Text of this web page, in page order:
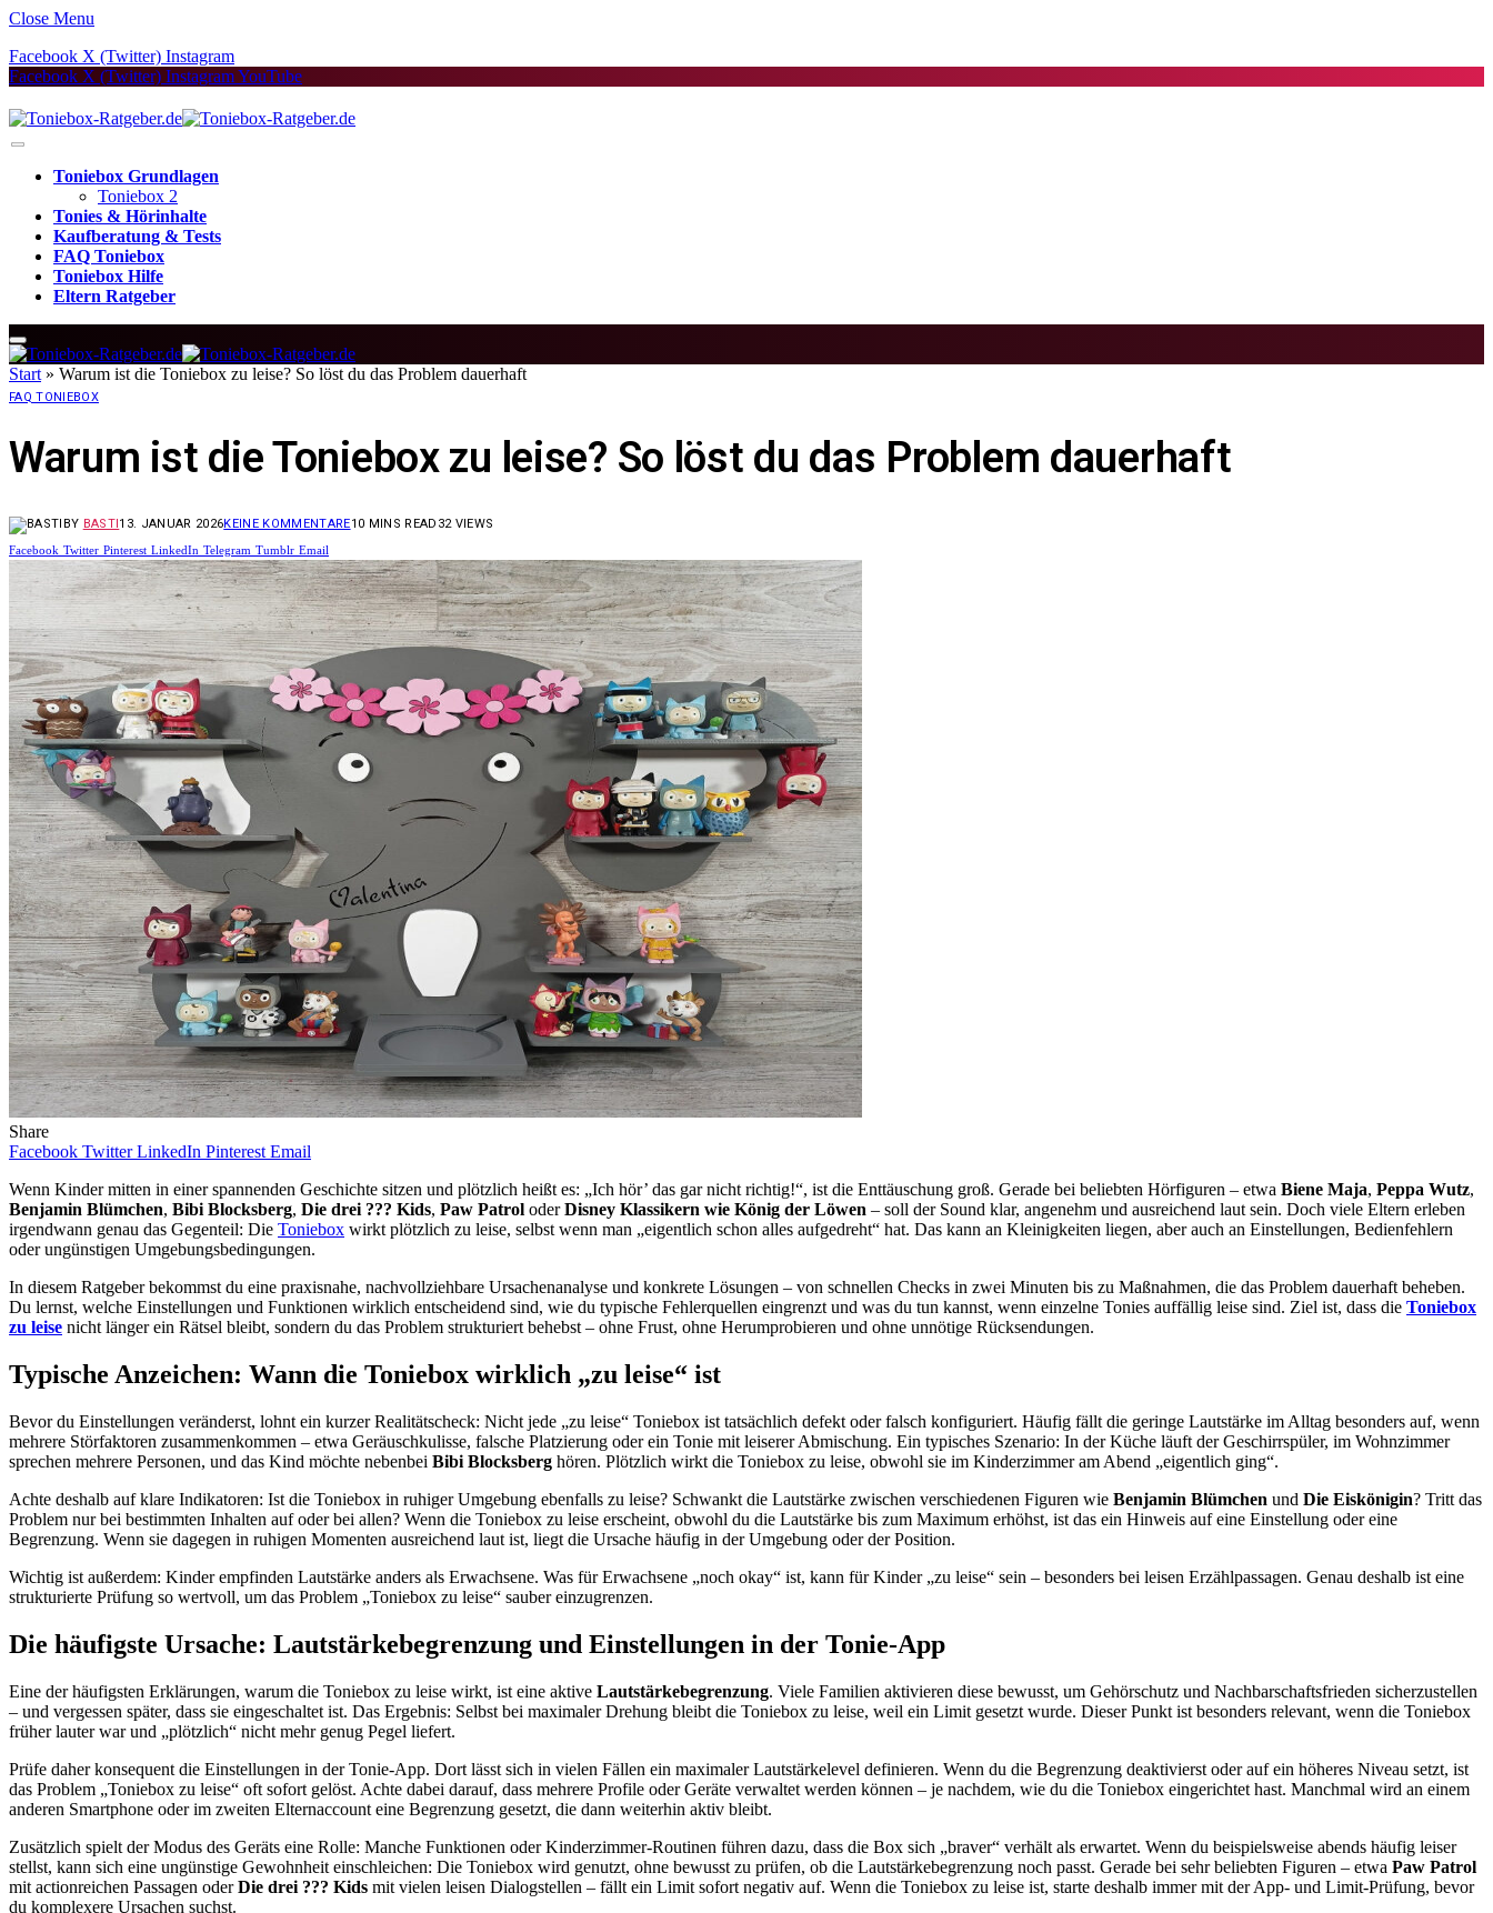
Close Menu
Facebook X (Twitter) Instagram
Facebook X (Twitter) InstagramYouTube
Toniebox Grundlagen
Toniebox 2
Tonies & Hörinhalte
Kaufberatung & Tests
FAQ Toniebox
Toniebox Hilfe
Eltern Ratgeber
Start » Warum ist die Toniebox zu leise? So löst du das Problem dauerhaft
FAQ TONIEBOX
Warum ist die Toniebox zu leise? So löst du das Problem dauerhaft
BY BASTI13. JANUAR 2026KEINE KOMMENTARE10 MINS READ 32 VIEWS
Facebook Twitter Pinterest LinkedIn Telegram Tumblr Email
Share
Facebook Twitter LinkedIn Pinterest Email
Wenn Kinder mitten in einer spannenden Geschichte sitzen und plötzlich heißt es: „Ich hör’ das gar nicht richtig!“, ist die Enttäuschung groß. Gerade bei beliebten Hörfiguren – etwa Biene Maja, Peppa Wutz,
Benjamin Blümchen, Bibi Blocksberg, Die drei ??? Kids, Paw Patrol oderDisney Klassikern wie König der Löwen – soll der Sound klar, angenehm und ausreichend laut sein. Doch viele Eltern erleben
irgendwann genau das Gegenteil: Die Toniebox wirkt plötzlich zu leise, selbst wenn man „eigentlich schon alles aufgedreht“ hat. Das kann an Kleinigkeiten liegen, aber auch an Einstellungen, Bedienfehlern
oder ungünstigen Umgebungsbedingungen.
In diesem Ratgeber bekommst du eine praxisnahe, nachvollziehbare Ursachenanalyse und konkrete Lösungen – von schnellen Checks in zwei Minuten bis zu Maßnahmen, die das Problem dauerhaft beheben.
Du lernst, welche Einstellungen und Funktionen wirklich entscheidend sind, wie du typische Fehlerquellen eingrenzt und was du tun kannst, wenn einzelne Tonies auffällig leise sind. Ziel ist, dass die Toniebox
zu leise nicht länger ein Rätsel bleibt, sondern du das Problem strukturiert behebst – ohne Frust, ohne Herumprobieren und ohne unnötige Rücksendungen.
Typische Anzeichen: Wann die Toniebox wirklich „zu leise“ ist
Bevor du Einstellungen veränderst, lohnt ein kurzer Realitätscheck: Nicht jede „zu leise“ Toniebox ist tatsächlich defekt oder falsch konfiguriert. Häufig fällt die geringe Lautstärke im Alltag besonders auf, wenn
mehrere Störfaktoren zusammenkommen – etwa Geräuschkulisse, falsche Platzierung oder ein Tonie mit leiserer Abmischung. Ein typisches Szenario: In der Küche läuft der Geschirrspüler, im Wohnzimmer
sprechen mehrere Personen, und das Kind möchte nebenbei Bibi Blocksberg hören. Plötzlich wirkt die Toniebox zu leise, obwohl sie im Kinderzimmer am Abend „eigentlich ging“.
Achte deshalb auf klare Indikatoren: Ist die Toniebox in ruhiger Umgebung ebenfalls zu leise? Schwankt die Lautstärke zwischen verschiedenen Figuren wie Benjamin Blümchen und Die Eiskönigin? Tritt das
Problem nur bei bestimmten Inhalten auf oder bei allen? Wenn die Toniebox zu leise erscheint, obwohl du die Lautstärke bis zum Maximum erhöhst, ist das ein Hinweis auf eine Einstellung oder eine
Begrenzung. Wenn sie dagegen in ruhigen Momenten ausreichend laut ist, liegt die Ursache häufig in der Umgebung oder der Position.
Wichtig ist außerdem: Kinder empfinden Lautstärke anders als Erwachsene. Was für Erwachsene „noch okay“ ist, kann für Kinder „zu leise“ sein – besonders bei leisen Erzählpassagen. Genau deshalb ist eine
strukturierte Prüfung so wertvoll, um das Problem „Toniebox zu leise“ sauber einzugrenzen.
Die häufigste Ursache: Lautstärkebegrenzung und Einstellungen in der Tonie-App
Eine der häufigsten Erklärungen, warum die Toniebox zu leise wirkt, ist eine aktive Lautstärkebegrenzung. Viele Familien aktivieren diese bewusst, um Gehörschutz und Nachbarschaftsfrieden sicherzustellen
– und vergessen später, dass sie eingeschaltet ist. Das Ergebnis: Selbst bei maximaler Drehung bleibt die Toniebox zu leise, weil ein Limit gesetzt wurde. Dieser Punkt ist besonders relevant, wenn die Toniebox
früher lauter war und „plötzlich“ nicht mehr genug Pegel liefert.
Prüfe daher konsequent die Einstellungen in der Tonie-App. Dort lässt sich in vielen Fällen ein maximaler Lautstärkelevel definieren. Wenn du die Begrenzung deaktivierst oder auf ein höheres Niveau setzt, ist
das Problem „Toniebox zu leise“ oft sofort gelöst. Achte dabei darauf, dass mehrere Profile oder Geräte verwaltet werden können – je nachdem, wie du die Toniebox eingerichtet hast. Manchmal wird an einem
anderen Smartphone oder im zweiten Elternaccount eine Begrenzung gesetzt, die dann weiterhin aktiv bleibt.
Zusätzlich spielt der Modus des Geräts eine Rolle: Manche Funktionen oder Kinderzimmer-Routinen führen dazu, dass die Box sich „braver“ verhält als erwartet. Wenn du beispielsweise abends häufig leiser
stellst, kann sich eine ungünstige Gewohnheit einschleichen: Die Toniebox wird genutzt, ohne bewusst zu prüfen, ob die Lautstärkebegrenzung noch passt. Gerade bei sehr beliebten Figuren – etwa Paw Patrol
mit actionreichen Passagen oderDie drei ??? Kids mit vielen leisen Dialogstellen – fällt ein Limit sofort negativ auf. Wenn die Toniebox zu leise ist, starte deshalb immer mit der App- und Limit-Prüfung, bevor
du komplexere Ursachen suchst.